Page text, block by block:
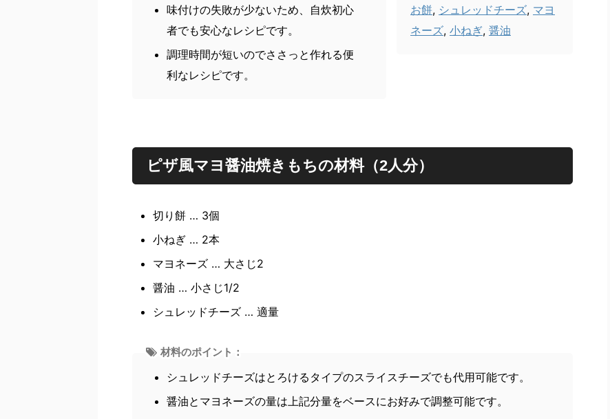
味付けの失敗が少ないため、自炊初心
者でも安心なレシピです。
調理時間が短いのでささっと作れる便
利なレシピです。
お餅, シュレッドチーズ, マヨ
ネーズ, 小ねぎ, 醤油
ピザ風マヨ醤油焼きもちの材料（2人分）
切り餅 … 3個
小ねぎ … 2本
マヨネーズ … 大さじ2
醤油 … 小さじ1/2
シュレッドチーズ … 適量
材料のポイント：
シュレッドチーズはとろけるタイプのスライスチーズでも代用可能です。
醤油とマヨネーズの量は上記分量をベースにお好みで調整可能です。